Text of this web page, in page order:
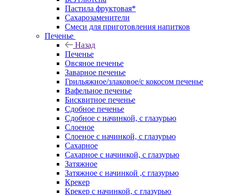
Пастила фруктовая*
Сахарозаменители
Смеси для приготовления напитков
Печенье
Назад
Печенье
Овсяное печенье
Заварное печенье
Грильяжное/злаковое/с кокосом печенье
Вафельное печенье
Бисквитное печенье
Сдобное печенье
Сдобное с начинкой, с глазурью
Слоеное
Слоеное с начинкой, с глазурью
Сахарное
Сахарное с начинкой, с глазурью
Затяжное
Затяжное с начинкой ,с глазурью
Крекер
Крекер с начинкой, с глазурью